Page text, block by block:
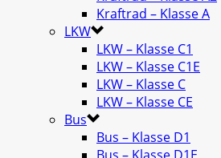
Kraftrad – Klasse A
LKW
LKW – Klasse C1
LKW – Klasse C1E
LKW – Klasse C
LKW – Klasse CE
Bus
Bus – Klasse D1